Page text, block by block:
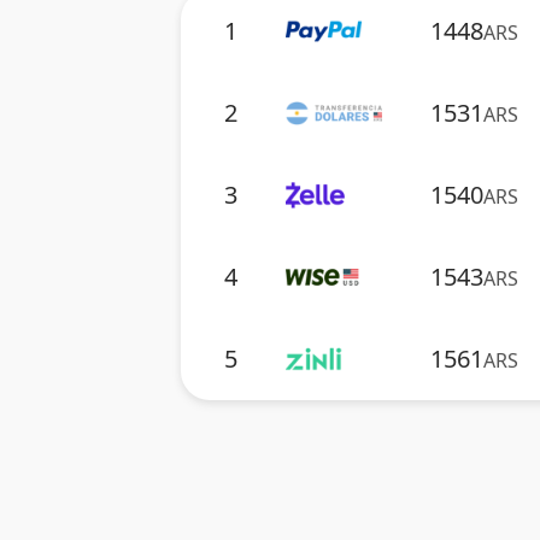
1 1448ARS
2 1531ARS
3 1540ARS
4 1543ARS
5 1561ARS